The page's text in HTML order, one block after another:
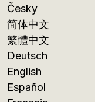
Česky
简体中文
繁體中文
Deutsch
English
Español